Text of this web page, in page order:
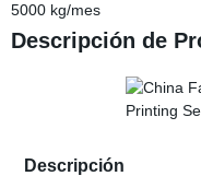
5000 kg/mes
Descripción de
Descripción